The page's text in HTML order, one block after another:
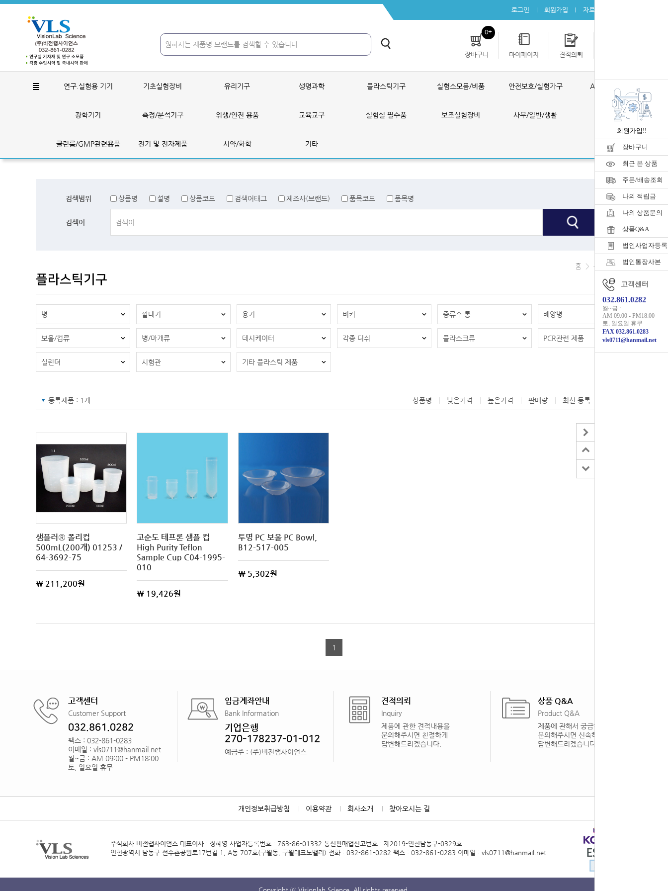
로그인 회원가입 자료실
0+
장바구니 마이페이지 견적의뢰
연구.실험용 기기 기초실험장비 유리기구 생명과학 플라스틱기구 실험소모품/비품 안전보호/실험가구 AS ONE 제품
광학기기 측정/분석기구 위생/안전 용품 교육교구 실험실 필수품 보조실험장비 사무/일반/생활 공구/포장
클린룸/GMP관련용품 전기 및 전자제품 시약/화학 기타
검색범위 상품명 설명 상품코드 검색어태그 제조사(브랜드) 품목코드 품목명
검색어
플라스틱기구
홈 > 플라스틱기구
병 깔대기 용기 비커 증류수 통 배양병
보울/컵류 병/마개류 데시케이터 각종 디쉬 플라스크류 PCR관련 제품
실린더 시험관 기타 플라스틱 제품
등록제품 : 1개 상품명 낮은가격 높은가격 판매량 최신 등록
샘플러® 폴리컵
500mL(200개) 01253 /
64-3692-75
\ 211,200원
고순도 테프론 샘플 컵
High Purity Teflon
Sample Cup C04-1995-
010
\ 19,426원
투명 PC 보울 PC Bowl,
B12-517-005
\ 5,302원
1
회원가입!!
장바구니
최근 본 상품
주문/배송조회
나의 적립금
나의 상품문의
상품Q&A
법인사업자등
법인통장사본
고객센터
032.861.0282
월~금 :
AM 09:00 - PM18:00
토, 일요일 휴무
FAX 032.861.0283
vls0711@hanmail.net
고객센터
Customer Support
032.861.0282
팩스 : 032-861-0283
이메일 : vls0711@hanmail.net
월~금 : AM 09:00 - PM18:00
토, 일요일 휴무
입금계좌안내
Bank Information
기업은행
270-178237-01-012
예금주 : (주)비전랩사이언스
견적의뢰
Inquiry
제품에 관한 견적내용을
문의해주시면 친절하게
답변해드리겠습니다.
상품 Q&A
Product Q&A
제품에 관해서 궁금하신 점을
문의해주시면 신속하게
답변해드리겠습니다.
개인정보취급방침 이용약관 회사소개 찾아오시는 길
주식회사 비전랩사이언스 대표이사 : 정혜영 사업자등록번호 : 763-86-01332 통신판매업신고번호 : 제2019-인천남동구-0329호
인천광역시 남동구 선수촌공원로17번길 1, A동 707호(구월동, 구월테크노밸리) 전화 : 032-861-0282 팩스 : 032-861-0283 이메일 : vls0711@hanmail.net